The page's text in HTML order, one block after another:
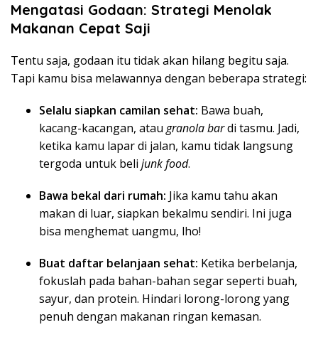
Mengatasi Godaan: Strategi Menolak
Makanan Cepat Saji
Tentu saja, godaan itu tidak akan hilang begitu saja.
Tapi kamu bisa melawannya dengan beberapa strategi:
Selalu siapkan camilan sehat: Bawa buah,
kacang-kacangan, atau granola bardi tasmu. Jadi,
ketika kamu lapar di jalan, kamu tidak langsung
tergoda untuk beli junk food.
Bawa bekal dari rumah: Jika kamu tahu akan
makan di luar, siapkan bekalmu sendiri. Ini juga
bisa menghemat uangmu, lho!
Buat daftar belanjaan sehat: Ketika berbelanja,
fokuslah pada bahan-bahan segar seperti buah,
sayur, dan protein. Hindari lorong-lorong yang
penuh dengan makanan ringan kemasan.